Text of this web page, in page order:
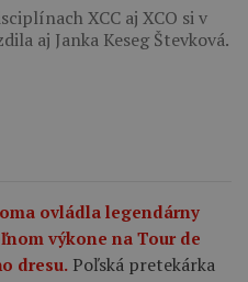
XCC aj XCO si v
aj Janka Keseg Števková.
ovládla legendárny
výkone na Tour de
dresu. Poľská pretekárka